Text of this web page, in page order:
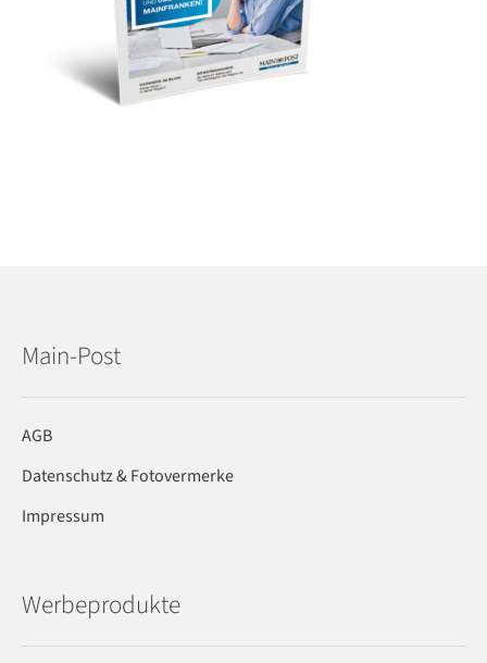
Main-Post
AGB
Datenschutz & Fotovermerke
Impressum
Werbeprodukte